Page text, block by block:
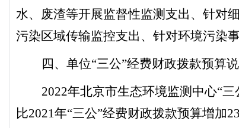
水、废渣等开展监督性监测支出、针对
污染区域传输监控支出、针对环境污染
四、单位“三公”经费财政拨款预算
2022年北京市生态环境监测中心“三
比2021年“三公”经费财政拨款预算增加